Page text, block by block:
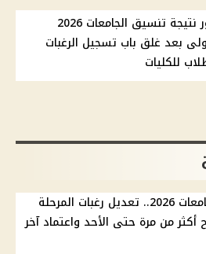
موعد ظهور نتيجة تنسيق الجامعات 2026
بعد غلق باب تسجيل الرغبات
للكليات
تنسيق الجامعات 2026.. تعديل رغبات المرحلة
أكثر من مرة حتى الأحد واعتماد آخر